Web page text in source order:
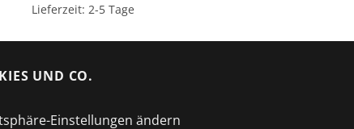
Lieferzeit: 2-5 Tage
UND CO.
Einstellungen ändern